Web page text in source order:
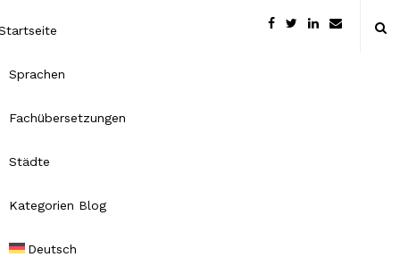
Sprachen
Fachübersetzungen
Städte
Kategorien Blog
Deutsch